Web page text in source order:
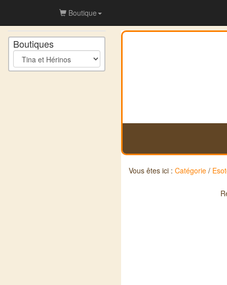
Boutique
Boutiques
Vous êtes ici : Catégorie /